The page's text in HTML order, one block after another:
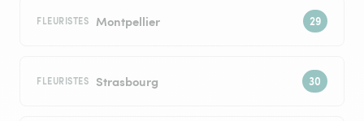
FLEURISTES Montpellier
FLEURISTES Strasbourg